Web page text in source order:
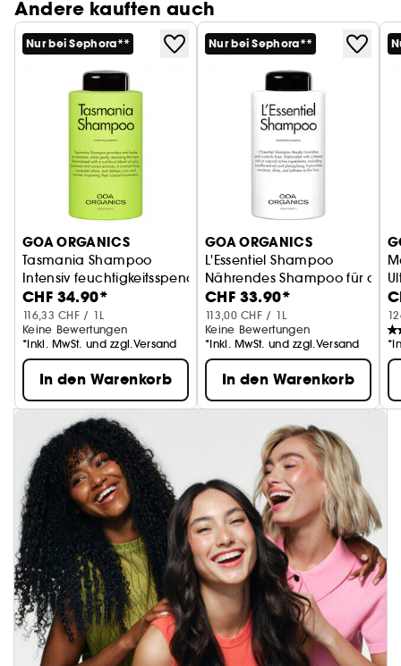
Andere kauften auch
Nur bei Sephora**
GOA ORGANICS
Tasmania Shampoo
Intensiv feuchtigkeitsspendendes Shampoo
CHF 34.90*
116,33 CHF / 1L
Keine Bewertungen
*Inkl. MwSt. und zzgl.Versand
In den Warenkorb
Nur bei Sephora**
GOA ORGANICS
L'Essentiel Shampoo
Nährendes Shampoo für
CHF 33.90*
113,00 CHF / 1L
Keine Bewertungen
*Inkl. MwSt. und zzgl.Versand
In den Warenkorb